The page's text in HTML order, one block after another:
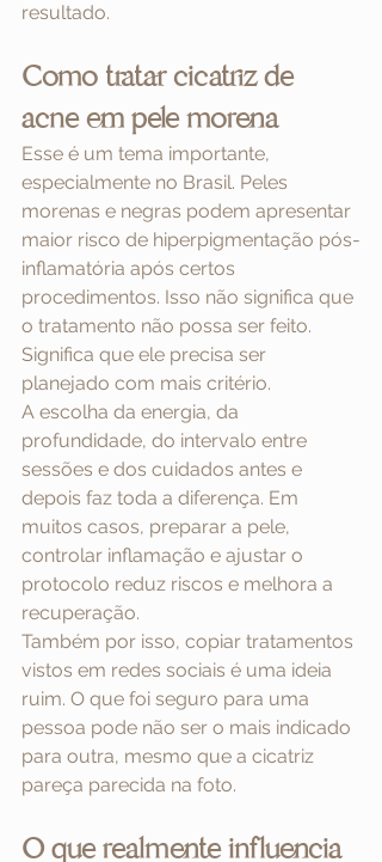
resultado.
Como tratar cicatriz de
acne em pele morena
Esse é um tema importante,
especialmente no Brasil. Peles
morenas e negras podem apresentar
maior risco de hiperpigmentação pós-
inflamatória após certos
procedimentos. Isso não significa que
o tratamento não possa ser feito.
Significa que ele precisa ser
planejado com mais critério.
A escolha da energia, da
profundidade, do intervalo entre
sessões e dos cuidados antes e
depois faz toda a diferença. Em
muitos casos, preparar a pele,
controlar inflamação e ajustar o
protocolo reduz riscos e melhora a
recuperação.
Também por isso, copiar tratamentos
vistos em redes sociais é uma ideia
ruim. O que foi seguro para uma
pessoa pode não ser o mais indicado
para outra, mesmo que a cicatriz
pareça parecida na foto.
O que realmente influencia